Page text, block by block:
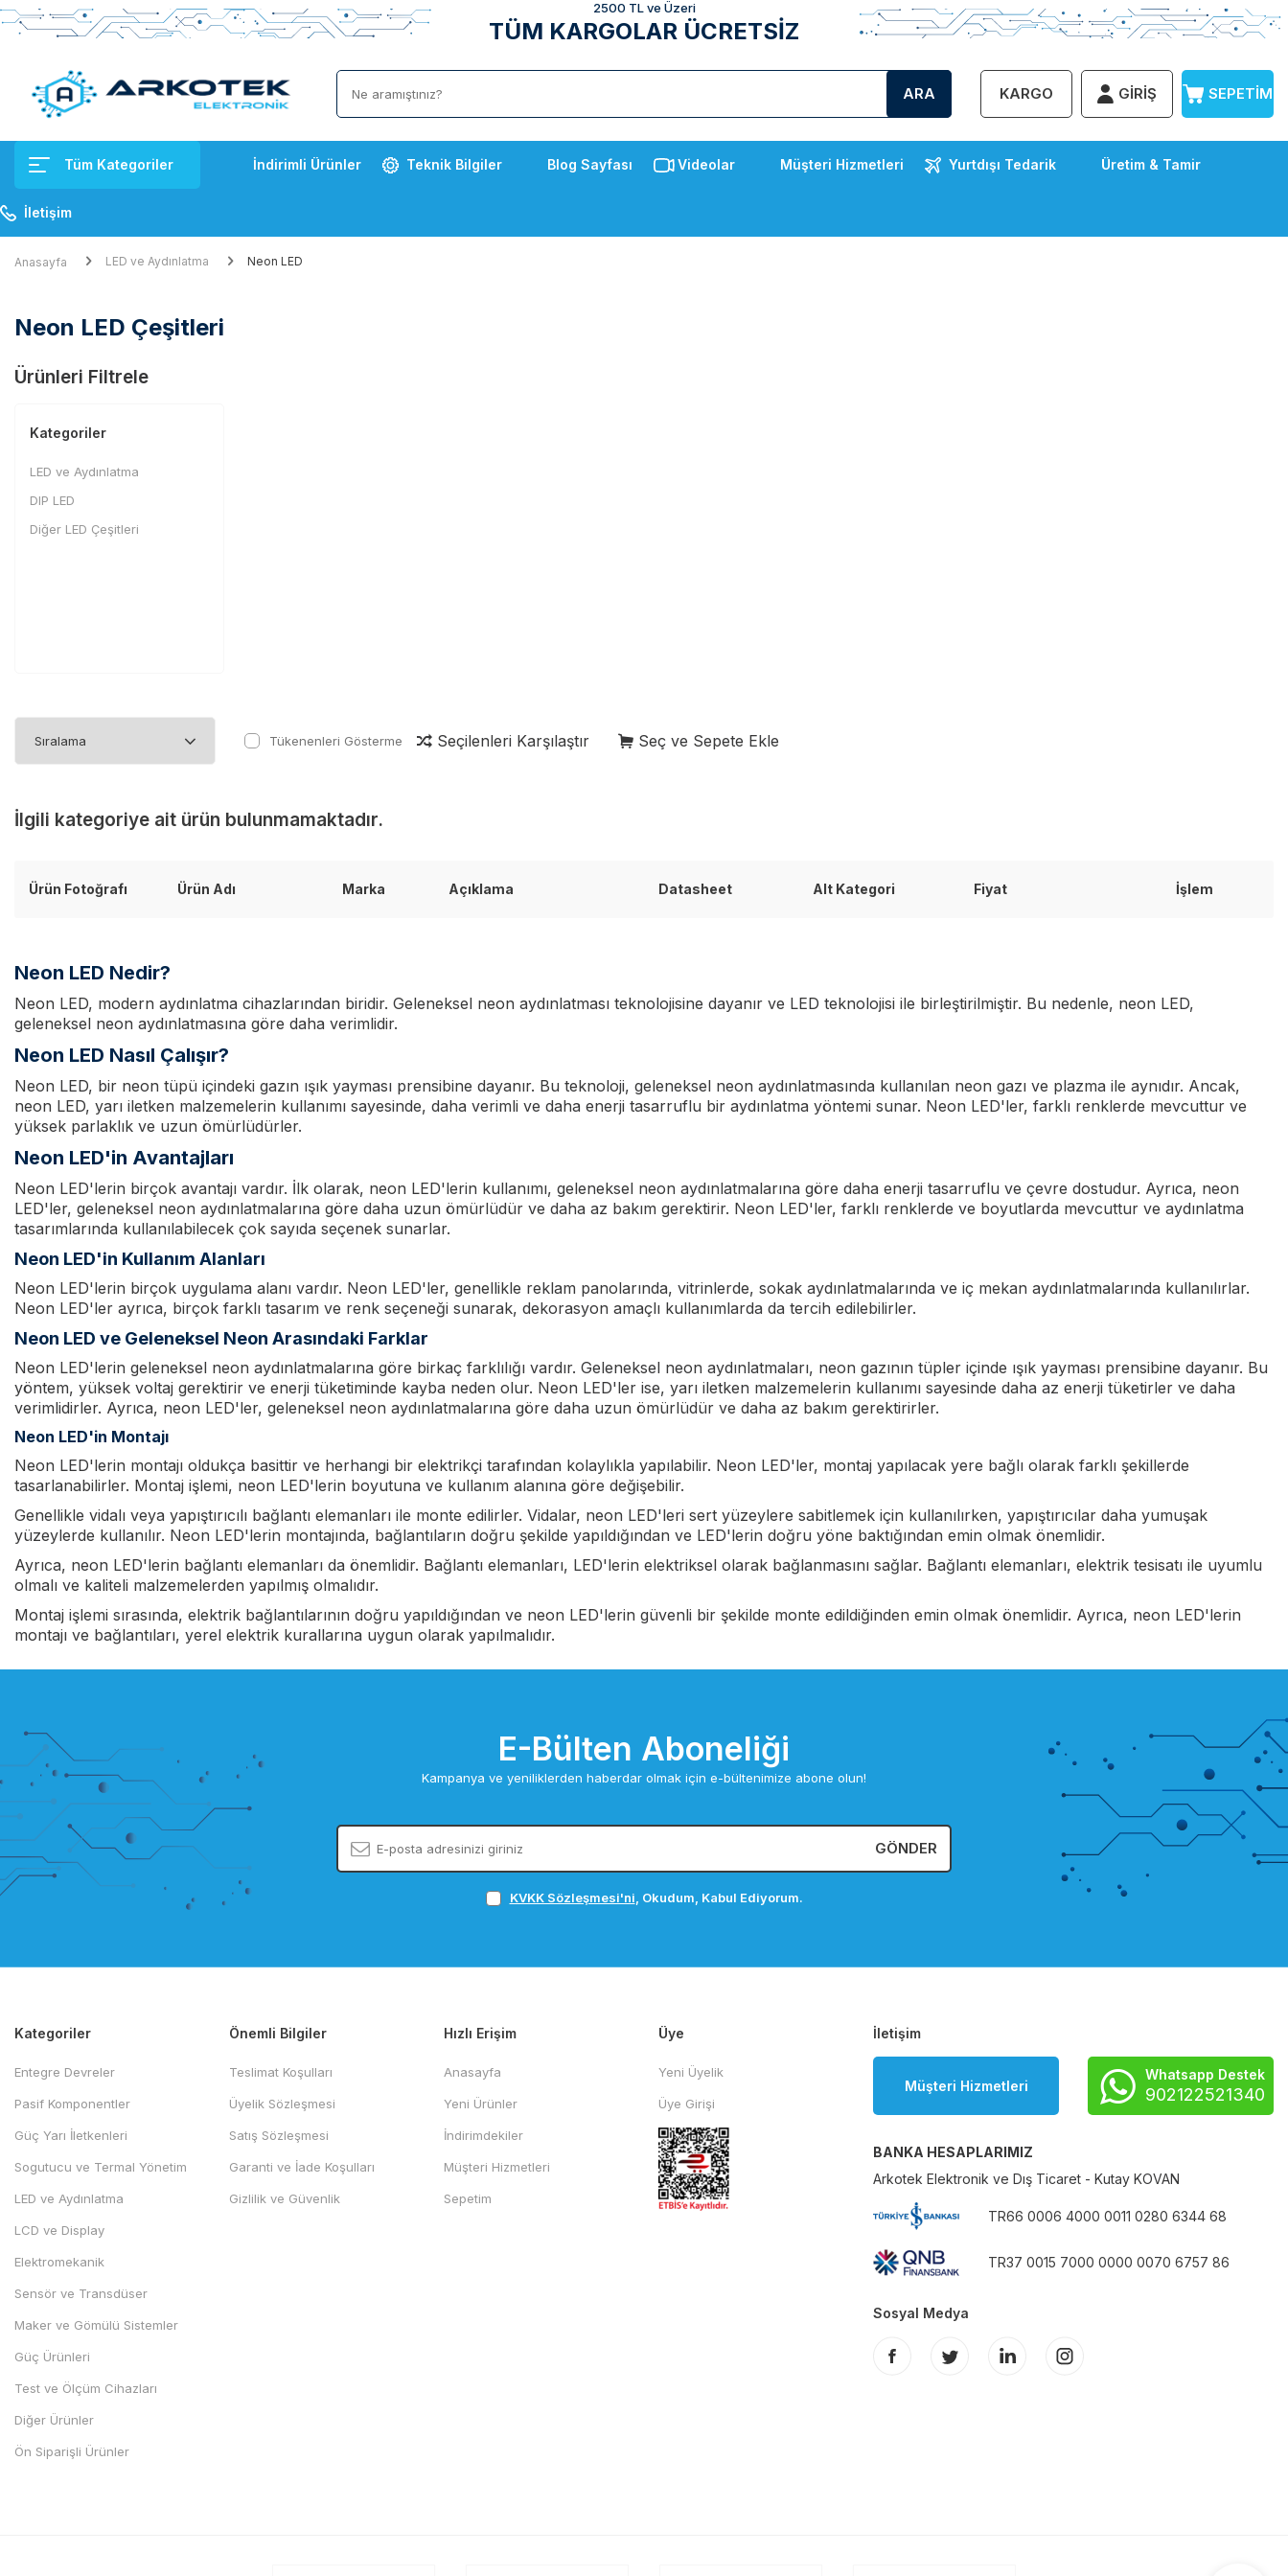
2500 TL ve Üzeri
TÜM KARGOLAR ÜCRETSİZ
ARA KARGO GIRIŞ SEPETIM
Tüm Kategoriler İndirimli Ürünler Teknik Bilgiler Blog Sayfası Videolar Müşteri Hizmetleri Yurtdışı Tedarik Üretim & Tamir
İletişim
Anasayfa LED ve Aydınlatma Neon LED
Neon LED Çeşitleri
Ürünleri Filtrele
Kategoriler
LED ve Aydınlatma
DIP LED
Diğer LED Çeşitleri
Tükenenleri Gösterme Seçilenleri Karşılaştır Seç ve Sepete Ekle
İlgili kategoriye ait ürün bulunmamaktadır.
Ürün Fotoğrafı Ürün Adı Marka Açıklama Datasheet Alt Kategori Fiyat İşlem
Neon LED Nedir?
Neon LED, modern aydınlatma cihazlarından biridir. Geleneksel neon aydınlatması teknolojisine dayanır ve LED teknolojisi ile birleştirilmiştir. Bu nedenle, neon LED,
geleneksel neon aydınlatmasına göre daha verimlidir.
Neon LED Nasıl Çalışır?
Neon LED, bir neon tüpü içindeki gazın ışık yayması prensibine dayanır. Bu teknoloji, geleneksel neon aydınlatmasında kullanılan neon gazı ve plazma ile aynıdır. Ancak,
neon LED, yarı iletken malzemelerin kullanımı sayesinde, daha verimli ve daha enerji tasarruflu bir aydınlatma yöntemi sunar. Neon LED'ler, farklı renklerde mevcuttur ve
yüksek parlaklık ve uzun ömürlüdürler.
Neon LED'in Avantajları
Neon LED'lerin birçok avantajı vardır. İlk olarak, neon LED'lerin kullanımı, geleneksel neon aydınlatmalarına göre daha enerji tasarruflu ve çevre dostudur. Ayrıca, neon
LED'ler, geleneksel neon aydınlatmalarına göre daha uzun ömürlüdür ve daha az bakım gerektirir. Neon LED'ler, farklı renklerde ve boyutlarda mevcuttur ve aydınlatma
tasarımlarında kullanılabilecek çok sayıda seçenek sunarlar.
Neon LED'in Kullanım Alanları
Neon LED'lerin birçok uygulama alanı vardır. Neon LED'ler, genellikle reklam panolarında, vitrinlerde, sokak aydınlatmalarında ve iç mekan aydınlatmalarında kullanılırlar.
Neon LED'ler ayrıca, birçok farklı tasarım ve renk seçeneği sunarak, dekorasyon amaçlı kullanımlarda da tercih edilebilirler.
Neon LED ve Geleneksel Neon Arasındaki Farklar
Neon LED'lerin geleneksel neon aydınlatmalarına göre birkaç farklılığı vardır. Geleneksel neon aydınlatmaları, neon gazının tüpler içinde ışık yayması prensibine dayanır. Bu
yöntem, yüksek voltaj gerektirir ve enerji tüketiminde kayba neden olur. Neon LED'ler ise, yarı iletken malzemelerin kullanımı sayesinde daha az enerji tüketirler ve daha
verimlidirler. Ayrıca, neon LED'ler, geleneksel neon aydınlatmalarına göre daha uzun ömürlüdür ve daha az bakım gerektirirler.
Neon LED'in Montajı
Neon LED'lerin montajı oldukça basittir ve herhangi bir elektrikçi tarafından kolaylıkla yapılabilir. Neon LED'ler, montaj yapılacak yere bağlı olarak farklı şekillerde
tasarlanabilirler. Montaj işlemi, neon LED'lerin boyutuna ve kullanım alanına göre değişebilir.
Genellikle vidalı veya yapıştırıcılı bağlantı elemanları ile monte edilirler. Vidalar, neon LED'leri sert yüzeylere sabitlemek için kullanılırken, yapıştırıcılar daha yumuşak
yüzeylerde kullanılır. Neon LED'lerin montajında, bağlantıların doğru şekilde yapıldığından ve LED'lerin doğru yöne baktığından emin olmak önemlidir.
Ayrıca, neon LED'lerin bağlantı elemanları da önemlidir. Bağlantı elemanları, LED'lerin elektriksel olarak bağlanmasını sağlar. Bağlantı elemanları, elektrik tesisatı ile uyumlu
olmalı ve kaliteli malzemelerden yapılmış olmalıdır.
Montaj işlemi sırasında, elektrik bağlantılarının doğru yapıldığından ve neon LED'lerin güvenli bir şekilde monte edildiğinden emin olmak önemlidir. Ayrıca, neon LED'lerin
montajı ve bağlantıları, yerel elektrik kurallarına uygun olarak yapılmalıdır.
E-Bülten Aboneliği
Kampanya ve yeniliklerden haberdar olmak için e-bültenimize abone olun!
GÖNDER
KVKK Sözleşmesi'ni , Okudum, Kabul Ediyorum.
Kategoriler
Entegre Devreler
Pasif Komponentler
Güç Yarı İletkenleri
Sogutucu ve Termal Yönetim
LED ve Aydınlatma
LCD ve Display
Elektromekanik
Sensör ve Transdüser
Maker ve Gömülü Sistemler
Güç Ürünleri
Test ve Ölçüm Cihazları
Diğer Ürünler
Ön Siparişli Ürünler
Önemli Bilgiler
Teslimat Koşulları
Üyelik Sözleşmesi
Satış Sözleşmesi
Garanti ve İade Koşulları
Gizlilik ve Güvenlik
Hızlı Erişim
Anasayfa
Yeni Ürünler
İndirimdekiler
Müşteri Hizmetleri
Sepetim
Üye
Yeni Üyelik
Üye Girişi
İletişim
Müşteri Hizmetleri
Whatsapp Destek
902122521340
BANKA HESAPLARIMIZ
Arkotek Elektronik ve Dış Ticaret - Kutay KOVAN
TR66 0006 4000 0011 0280 6344 68
TR37 0015 7000 0000 0070 6757 86
Sosyal Medya